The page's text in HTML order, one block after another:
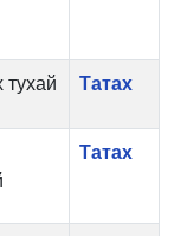
тухай Татах
Татах